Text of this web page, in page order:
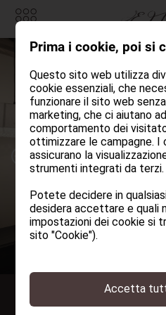
CAMERE &
Camere
Chalet
Listino
ARTE
Prima i cookie, poi si
Questo sito web utilizza
cookie essenziali, che
funzionare il sito web
marketing, che ci aiutano
comportamento dei
ottimizzare le campagne. I
assicurano la
strumenti integrati da terzi.
Potete decidere in
desidera accettare e quali
impostazioni dei cookie si
sito "Cookie").
Accetta